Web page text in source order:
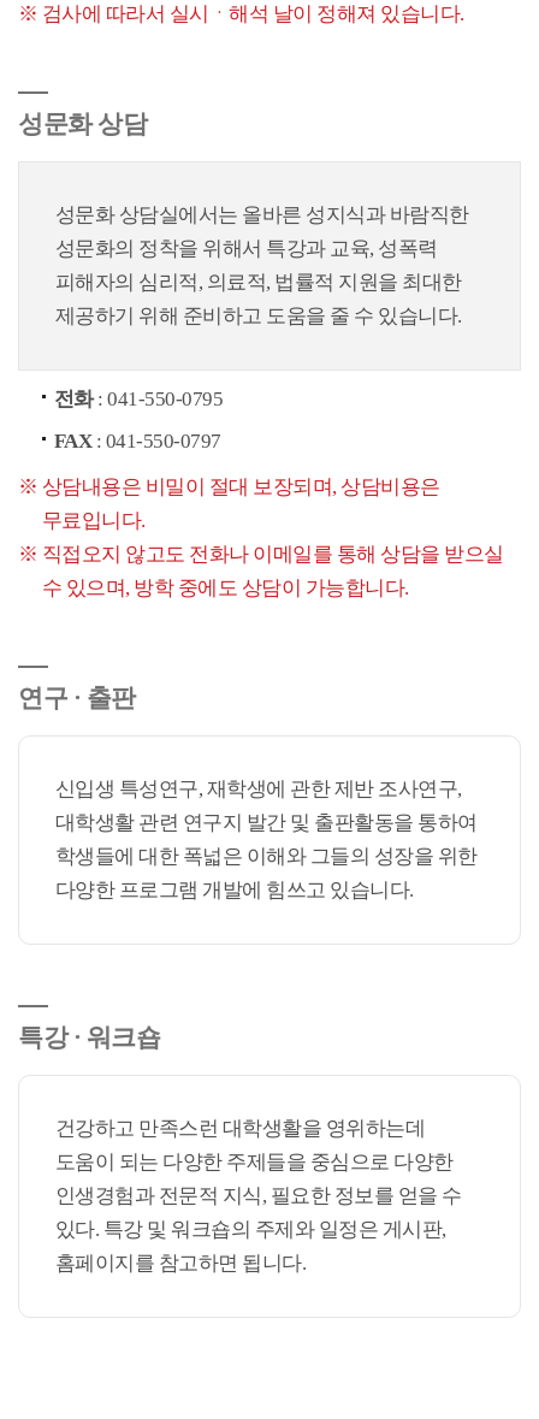
검사에 따라서 실시ㆍ해석 날이 정해져 있습니다.
성문화 상담
성문화 상담실에서는 올바른 성지식과 바람직한
성문화의 정착을 위해서 특강과 교육, 성폭력
피해자의 심리적, 의료적, 법률적 지원을 최대한
제공하기 위해 준비하고 도움을 줄 수 있습니다.
전화: 041-550-0795
FAX: 041-550-0797
상담내용은 비밀이 절대 보장되며, 상담비용은
무료입니다.
직접오지 않고도 전화나 이메일를 통해 상담을 받으실
수 있으며, 방학 중에도 상담이 가능합니다.
연구 · 출판
신입생 특성연구, 재학생에 관한 제반 조사연구,
대학생활 관련 연구지 발간 및 출판활동을 통하여
학생들에 대한 폭넓은 이해와 그들의 성장을 위한
다양한 프로그램 개발에 힘쓰고 있습니다.
특강 · 워크숍
건강하고 만족스런 대학생활을 영위하는데
도움이 되는 다양한 주제들을 중심으로 다양한
인생경험과 전문적 지식, 필요한 정보를 얻을 수
있다. 특강 및 워크숍의 주제와 일정은 게시판,
홈페이지를 참고하면 됩니다.